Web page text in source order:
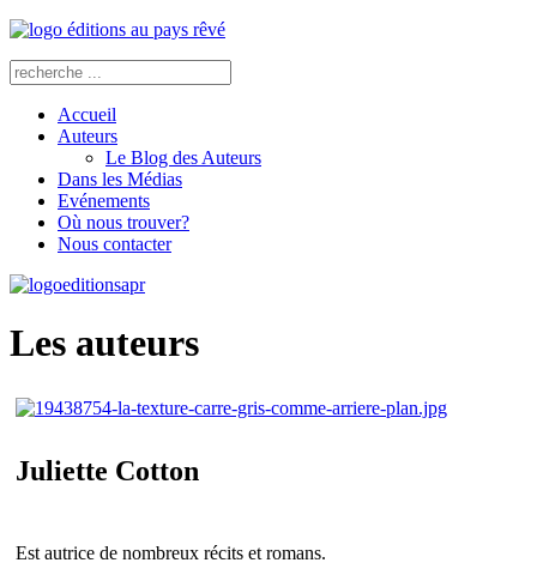
Accueil
Auteurs
Le Blog des Auteurs
Dans les Médias
Evénements
Où nous trouver?
Nous contacter
Les auteurs
Juliette Cotton
Est autrice de nombreux récits et romans.